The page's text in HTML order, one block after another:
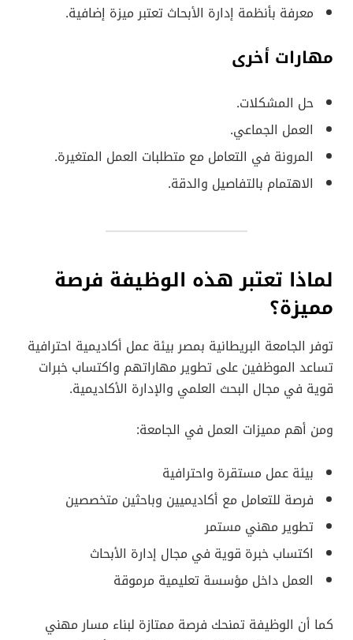
معرفة بأنظمة إدارة الأبحاث تعتبر ميزة إضافية.
مهارات أخرى
حل المشكلات.
العمل الجماعي.
المرونة في التعامل مع متطلبات العمل المتغيرة.
الاهتمام بالتفاصيل والدقة.
لماذا تعتبر هذه الوظيفة فرصة
مميزة؟
توفر الجامعة البريطانية بمصر بيئة عمل أكاديمية احترافية
تساعد الموظفين على تطوير مهاراتهم واكتساب خبرات
قوية في مجال البحث العلمي والإدارة الأكاديمية.
ومن أهم مميزات العمل في الجامعة:
بيئة عمل مستقرة واحترافية
فرصة للتعامل مع أكاديميين وباحثين متخصصين
تطوير مهني مستمر
اكتساب خبرة قوية في مجال إدارة الأبحاث
العمل داخل مؤسسة تعليمية مرموقة
كما أن الوظيفة تمنحك فرصة ممتازة لبناء مسار مهني